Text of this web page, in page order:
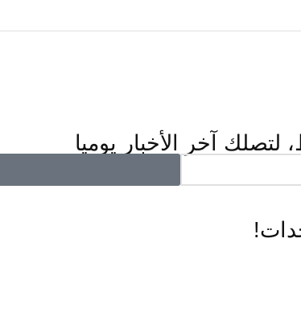
آخر الأخبار يوميا